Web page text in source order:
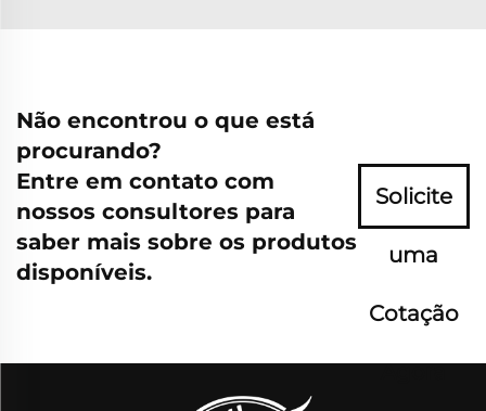
Não encontrou o que está
procurando?
Entre em contato com
nossos consultores para
saber mais sobre os produtos
disponíveis.
Solicite
uma
Cotação
Agora